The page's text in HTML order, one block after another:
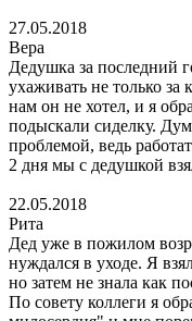
27.05.2018
Вера
Дедушка за последний
ухаживать не только за
нам он не хотел, и я
подыскали сиделку.
проблемой, ведь
2 дня мы с дедушкой
22.05.2018
Рита
Дед уже в пожилом
нуждался в уходе. Я
но затем не знала как
По совету коллеги я